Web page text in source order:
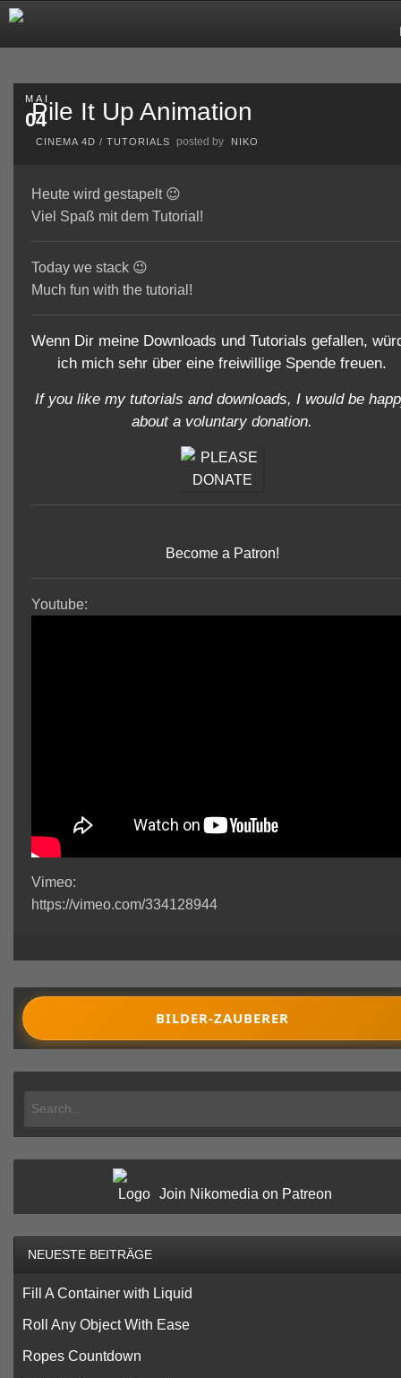
MAI
04
Pile It Up Animation
CINEMA 4D /TUTORIALS posted by NIKO
Heute wird gestapelt 😉
Viel Spaß mit dem Tutorial!
Today we stack 😉
Much fun with the tutorial!
Wenn Dir meine Downloads und Tutorials gefallen,
ich mich sehr über eine freiwillige Spende freuen.
If you like my tutorials and downloads, I would be
about a voluntary donation.
Become a Patron!
Youtube:
Vimeo:
https://vimeo.com/334128944
BILDER-ZAUBERER
Join Nikomedia on Patreon
NEUESTE BEITRÄGE
Fill A Container with Liquid
Roll Any Object With Ease
Ropes Countdown